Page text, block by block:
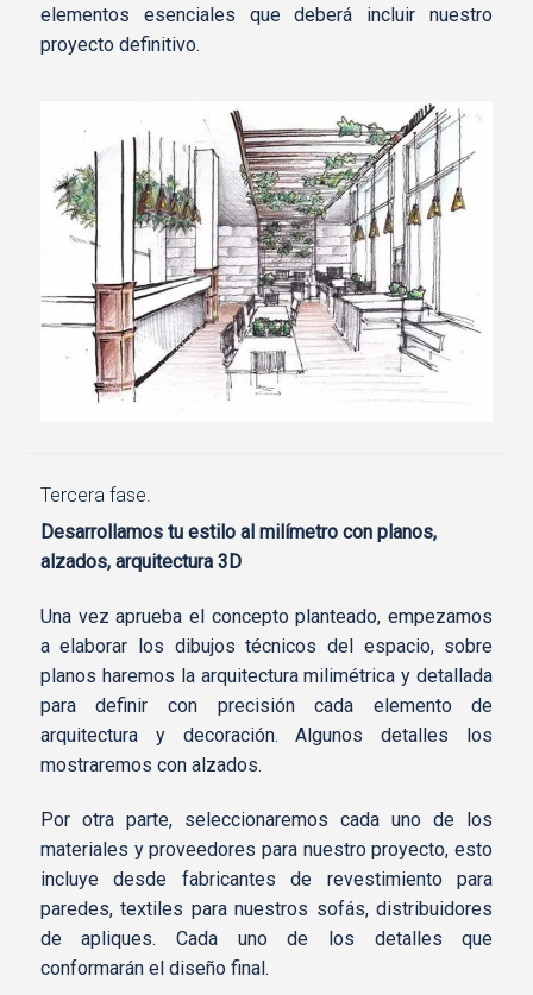
elementos esenciales que deberá incluir nuestro
proyecto definitivo.
Tercera fase.
Desarrollamos tu estilo al milímetro con planos,
alzados, arquitectura 3D
Una vez aprueba el concepto planteado, empezamos
a elaborar los dibujos técnicos del espacio, sobre
planos haremos la arquitectura milimétrica y detallada
para definir con precisión cada elemento de
arquitectura y decoración. Algunos detalles los
mostraremos con alzados.
Por otra parte, seleccionaremos cada uno de los
materiales y proveedores para nuestro proyecto, esto
incluye desde fabricantes de revestimiento para
paredes, textiles para nuestros sofás, distribuidores
de apliques. Cada uno de los detalles que
conformarán el diseño final.